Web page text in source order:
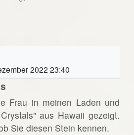
2022 23:40
Frau in meinen Laden und
aus Hawaii gezeigt.
Sie diesen Stein kennen.